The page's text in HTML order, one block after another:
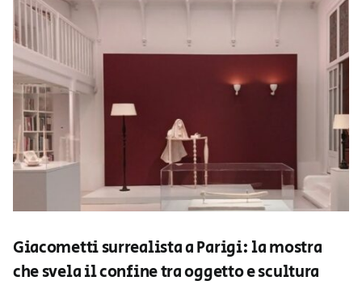
Giacometti surrealista a Parigi: la mostra
che svela il confine tra oggetto e scultura